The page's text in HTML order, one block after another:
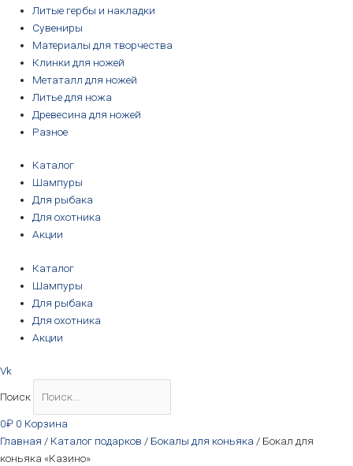
Литые гербы и накладки
Сувениры
Материалы для творчества
Клинки для ножей
Метаталл для ножей
Литье для ножа
Древесина для ножей
Разное
Каталог
Шампуры
Для рыбака
Для охотника
Акции
Каталог
Шампуры
Для рыбака
Для охотника
Акции
Vk
Поиск
0₽ 0 Корзина
Главная / Каталог подарков / Бокалы для коньяка / Бокал для
коньяка «Казино»